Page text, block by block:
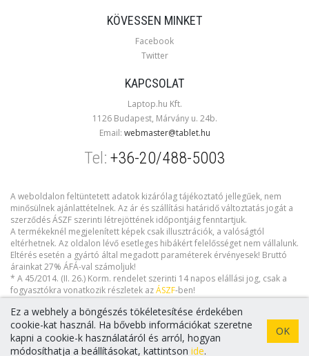
KÖVESSEN MINKET
Facebook
Twitter
KAPCSOLAT
Laptop.hu Kft.
1126 Budapest, Márvány u. 24b.
Email: webmaster@tablet.hu
Tel: +36-20/488-5003
A weboldalon feltüntetett adatok kizárólag tájékoztató jellegűek, nem
minősülnek ajánlattételnek. Az ár és szállítási határidő változtatás jogát a
szerződés ÁSZF szerinti létrejöttének időpontjáig fenntartjuk.
A termékeknél megjelenített képek csak illusztrációk, a valóságtól
eltérhetnek. Az oldalon lévő esetleges hibákért felelősséget nem vállalunk.
Eltérés esetén a gyártó által megadott paraméterek érvényesek! Bruttó
árainkat 27% ÁFÁ-val számoljuk!
* A 45/2014. (II. 26.) Korm. rendelet szerinti 14 napos elállási jog, csak a
fogyasztókra vonatkozik részletek azÁSZF-ben!
Copyright © 2026 tablet.hu. Minden jog fenntartva!
Ez a webhely a böngészés tökéletesítése érdekében
cookie-kat használ. Ha bővebb információkat szeretne
kapni a cookie-k használatáról és arról, hogyan
módosíthatja a beállításokat, kattintson ide.
OK